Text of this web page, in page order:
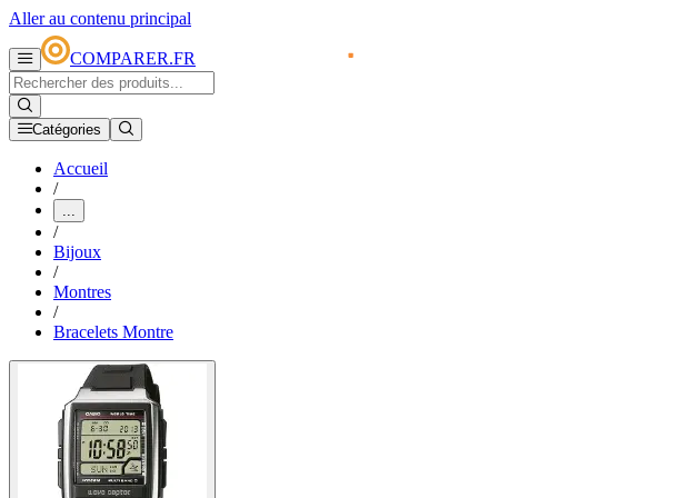
Aller au contenu principal
COMPARER.FR
Catégories
Accueil
/
...
/
Bijoux
/
Montres
/
Bracelets Montre